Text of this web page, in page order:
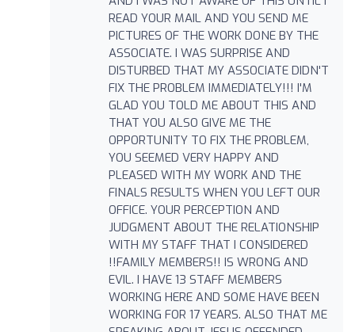
READ YOUR MAIL AND YOU SEND ME
PICTURES OF THE WORK DONE BY THE
ASSOCIATE. I WAS SURPRISE AND
DISTURBED THAT MY ASSOCIATE DIDN'T
FIX THE PROBLEM IMMEDIATELY!!! I'M
GLAD YOU TOLD ME ABOUT THIS AND
THAT YOU ALSO GIVE ME THE
OPPORTUNITY TO FIX THE PROBLEM,
YOU SEEMED VERY HAPPY AND
PLEASED WITH MY WORK AND THE
FINALS RESULTS WHEN YOU LEFT OUR
OFFICE. YOUR PERCEPTION AND
JUDGMENT ABOUT THE RELATIONSHIP
WITH MY STAFF THAT I CONSIDERED
!!FAMILY MEMBERS!! IS WRONG AND
EVIL. I HAVE 13 STAFF MEMBERS
WORKING HERE AND SOME HAVE BEEN
WORKING FOR 17 YEARS. ALSO THAT ME